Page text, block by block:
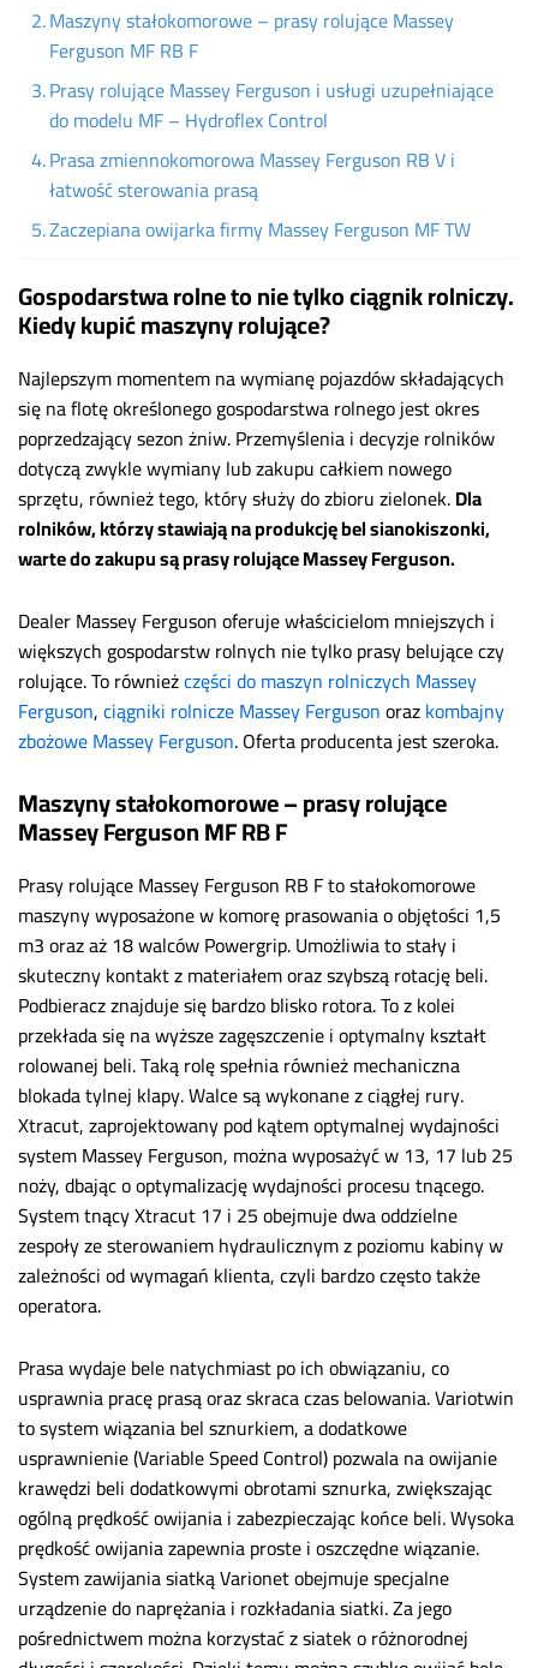
Maszyny stałokomorowe – prasy rolujące Massey
Ferguson MF RB F
Prasy rolujące Massey Ferguson i usługi uzupełniające
do modelu MF – Hydroflex Control
Prasa zmiennokomorowa Massey Ferguson RB V i
łatwość sterowania prasą
Zaczepiana owijarka firmy Massey Ferguson MF TW
Gospodarstwa rolne to nie tylko ciągnik rolniczy.
Kiedy kupić maszyny rolujące?
Najlepszym momentem na wymianę pojazdów składających
się na flotę określonego gospodarstwa rolnego jest okres
poprzedzający sezon żniw. Przemyślenia i decyzje rolników
dotyczą zwykle wymiany lub zakupu całkiem nowego
sprzętu, również tego, który służy do zbioru zielonek.Dla
rolników, którzy stawiają na produkcję bel sianokiszonki,
warte do zakupu są prasy rolujące Massey Ferguson.
Dealer Massey Ferguson oferuje właścicielom mniejszych i
większych gospodarstw rolnych nie tylko prasy belujące czy
rolujące. To równieżczęści do maszyn rolniczych Massey
Ferguson,ciągniki rolnicze Massey Fergusonorazkombajny
zbożowe Massey Ferguson. Oferta producenta jest szeroka.
Maszyny stałokomorowe – prasy rolujące
Massey Ferguson MF RB F
Prasy rolujące Massey Ferguson RB F to stałokomorowe
maszyny wyposażone w komorę prasowania o objętości 1,5
m3 oraz aż 18 walców Powergrip. Umożliwia to stały i
skuteczny kontakt z materiałem oraz szybszą rotację beli.
Podbieracz znajduje się bardzo blisko rotora. To z kolei
przekłada się na wyższe zagęszczenie i optymalny kształt
rolowanej beli. Taką rolę spełnia również mechaniczna
blokada tylnej klapy. Walce są wykonane z ciągłej rury.
Xtracut, zaprojektowany pod kątem optymalnej wydajności
system Massey Ferguson, można wyposażyć w 13, 17 lub 25
noży, dbając o optymalizację wydajności procesu tnącego.
System tnący Xtracut 17 i 25 obejmuje dwa oddzielne
zespoły ze sterowaniem hydraulicznym z poziomu kabiny w
zależności od wymagań klienta, czyli bardzo często także
operatora.
Prasa wydaje bele natychmiast po ich obwiązaniu, co
usprawnia pracę prasą oraz skraca czas belowania. Variotwin
to system wiązania bel sznurkiem, a dodatkowe
usprawnienie (Variable Speed Control) pozwala na owijanie
krawędzi beli dodatkowymi obrotami sznurka, zwiększając
ogólną prędkość owijania i zabezpieczając końce beli. Wysoka
prędkość owijania zapewnia proste i oszczędne wiązanie.
System zawijania siatką Varionet obejmuje specjalne
urządzenie do naprężania i rozkładania siatki. Za jego
pośrednictwem można korzystać z siatek o różnorodnej